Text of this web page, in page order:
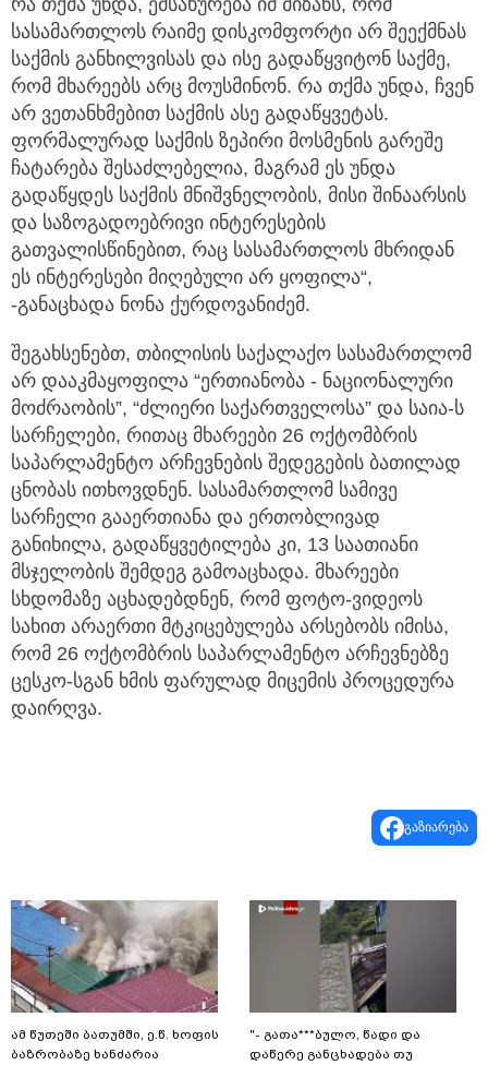
რა თქმა უნდა, ემსახურება იმ მიზანს, რომ
სასამართლოს რაიმე დისკომფორტი არ შეექმნას
საქმის განხილვისას და ისე გადაწყვიტონ საქმე,
რომ მხარეებს არც მოუსმინონ. რა თქმა უნდა, ჩვენ
არ ვეთანხმებით საქმის ასე გადაწყვეტას.
ფორმალურად საქმის ზეპირი მოსმენის გარეშე
ჩატარება შესაძლებელია, მაგრამ ეს უნდა
გადაწყდეს საქმის მნიშვნელობის, მისი შინაარსის
და საზოგადოებრივი ინტერესების
გათვალისწინებით, რაც სასამართლოს მხრიდან
ეს ინტერესები მიღებული არ ყოფილა“,
-განაცხადა ნონა ქურდოვანიძემ.
შეგახსენებთ, თბილისის საქალაქო სასამართლომ
არ დააკმაყოფილა “ერთიანობა - ნაციონალური
მოძრაობის”, “ძლიერი საქართველოსა” და საია-ს
სარჩელები, რითაც მხარეები 26 ოქტომბრის
საპარლამენტო არჩევნების შედეგების ბათილად
ცნობას ითხოვდნენ. სასამართლომ სამივე
სარჩელი გააერთიანა და ერთობლივად
განიხილა, გადაწყვეტილება კი, 13 საათიანი
მსჯელობის შემდეგ გამოაცხადა. მხარეები
სხდომაზე აცხადებდნენ, რომ ფოტო-ვიდეოს
სახით არაერთი მტკიცებულება არსებობს იმისა,
რომ 26 ოქტომბრის საპარლამენტო არჩევნებზე
ცესკო-სგან ხმის ფარულად მიცემის პროცედურა
დაირღვა.
გაზიარება
ამ წუთეში ბათუმში, ე.წ. ხოფის
ბაზრობაზე ხანძარია
"- გათა***ბულო, წადი და
დაწერე განცხადება თუ